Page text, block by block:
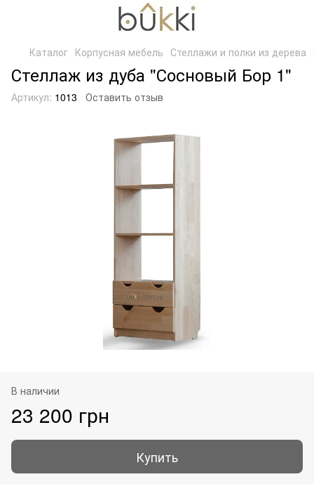
Каталог Корпусная мебель Стеллажи и полки из дерева
Стеллаж из дуба "Сосновый Бор 1"
Артикул: 1013 Оставить отзыв
В наличии
23 200 грн
Купить